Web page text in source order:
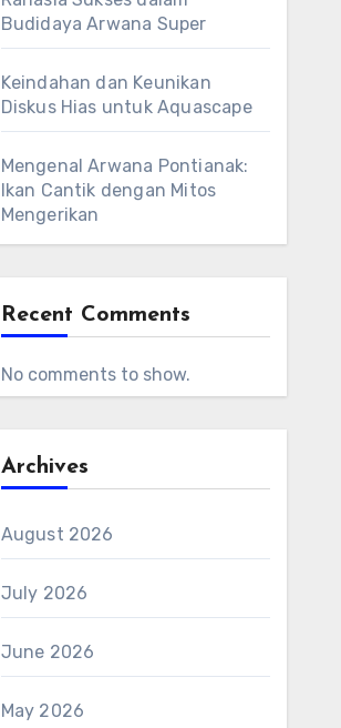
Budidaya Arwana Super
Keindahan dan Keunikan
Diskus Hias untuk Aquascape
Mengenal Arwana Pontianak:
Ikan Cantik dengan Mitos
Mengerikan
Recent Comments
No comments to show.
Archives
August 2026
July 2026
June 2026
May 2026